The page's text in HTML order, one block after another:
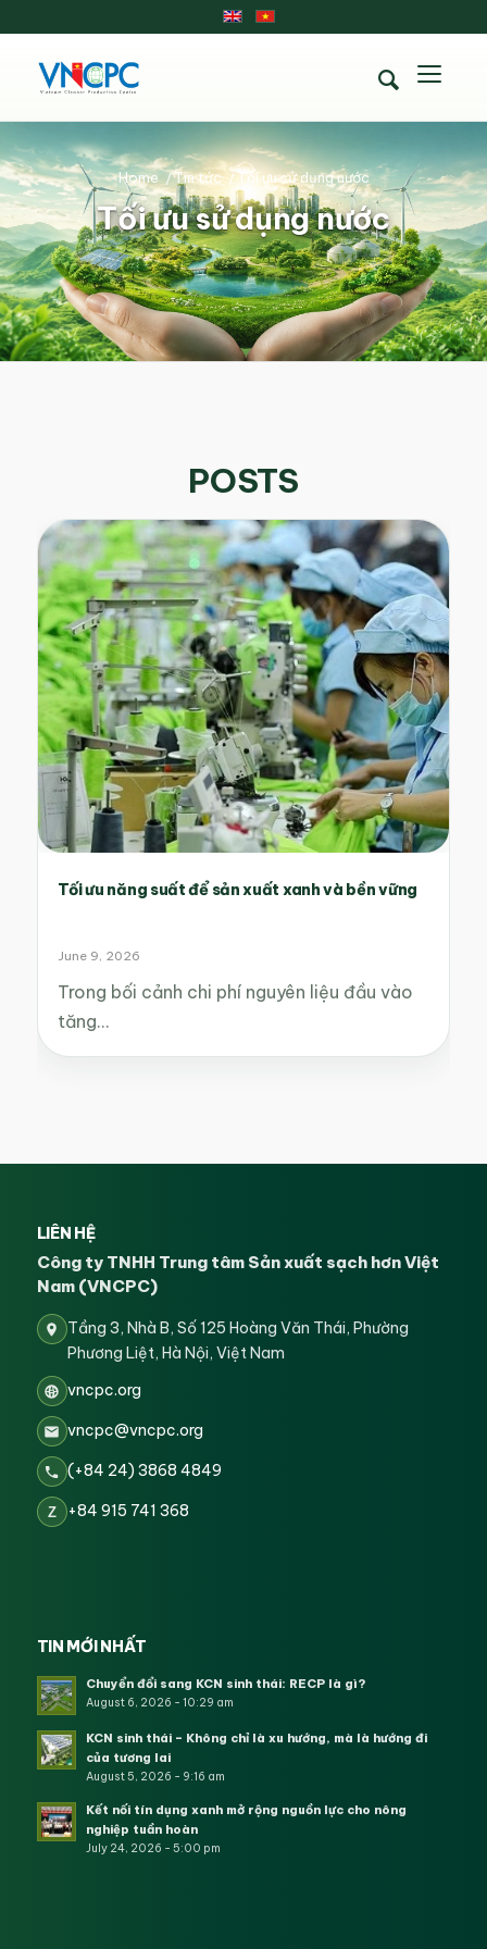
Tối ưu sử dụng nước
Home /Tin tức /Tối ưu sử dụng nước
POSTS
Tối ưu năng suất để sản xuất xanh và bền vững
June 9, 2026
Trong bối cảnh chi phí nguyên liệu đầu vào
tăng…
LIÊN HỆ
Công ty TNHH Trung tâm Sản xuất sạch hơn Việt
Nam (VNCPC)
Tầng 3, Nhà B, Số 125 Hoàng Văn Thái, Phường
Phương Liệt, Hà Nội, Việt Nam
vncpc.org
vncpc@vncpc.org
(+84 24) 3868 4849
Z +84 915 741 368
TIN MỚI NHẤT
Chuyển đổi sang KCN sinh thái: RECP là gì?
August 6, 2026 - 10:29 am
KCN sinh thái – Không chỉ là xu hướng, mà là hướng đi
của tương lai
August 5, 2026 - 9:16 am
Kết nối tín dụng xanh mở rộng nguồn lực cho nông
nghiệp tuần hoàn
July 24, 2026 - 5:00 pm